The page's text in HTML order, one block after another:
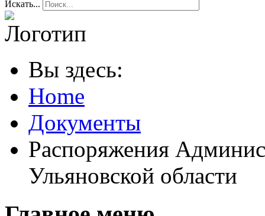
Искать...
Вы здесь:
Home
Документы
Распоряжения
Ульяновской области